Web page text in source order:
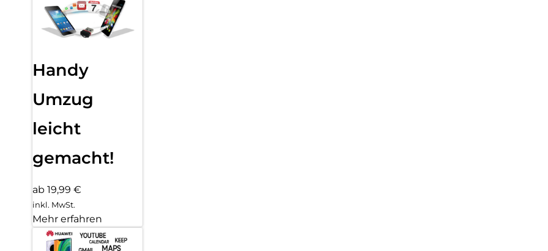
Handy
Umzug
leicht
gemacht!
ab 19,99 €
inkl. MwSt.
Mehr erfahren